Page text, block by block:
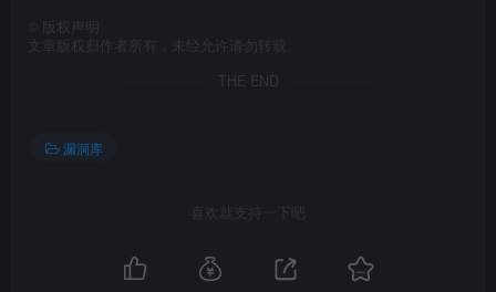
版权声明
文章版权归作者所有，未经允许请勿转载。
THE END
漏洞库
喜欢就支持一下吧